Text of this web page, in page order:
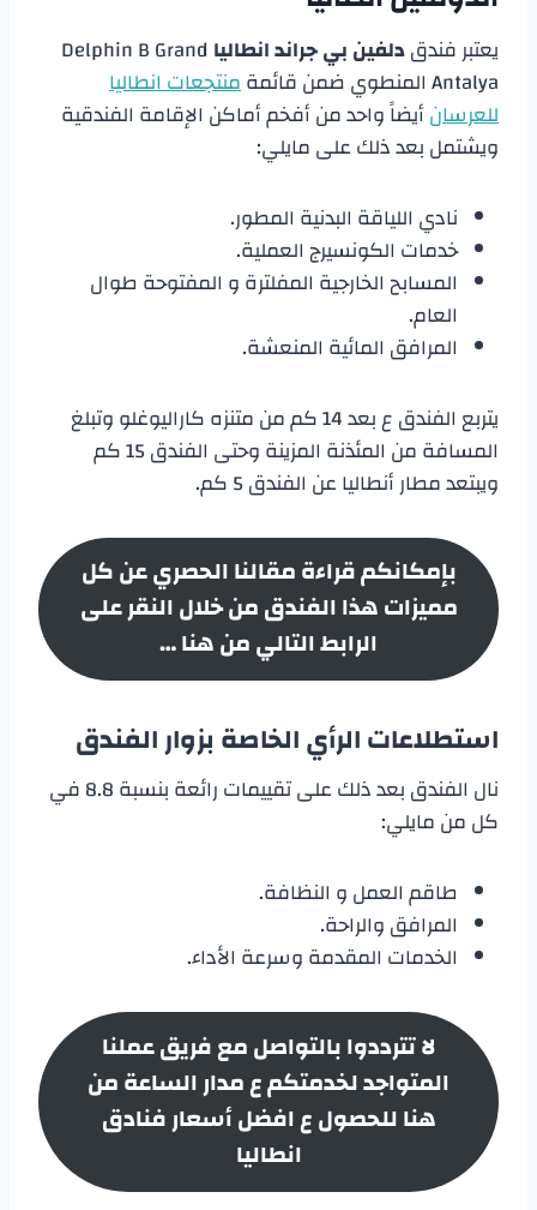
يعتبر فندقدلفين بي جراند انطالياDelphin B Grand
Antalya المنطوي ضمن قائمة
منتجعات انطاليا
للعرسانأيضاً واحد من أفخم أماكن الإقامة الفندقية
ويشتمل بعد ذلك على مايلي:
نادي اللياقة البدنية المطور.
خدمات الكونسيرج العملية.
المسابح الخارجية المفلترة و المفتوحة طوال
العام.
المرافق المائية المنعشة.
يتربع الفندق ع بعد 14 كم من متنزه كاراليوغلو وتبلغ
المسافة من المئذنة المزينة وحتى الفندق 15 كم
ويبتعد مطار أنطاليا عن الفندق 5 كم.
بإمكانكم قراءة مقالنا الحصري عن كل
مميزات هذا الفندق من خلال النقر على
الرابط التالي من هنا …
استطلاعات الرأي الخاصة بزوار الفندق
نال الفندق بعد ذلك على تقييمات رائعة بنسبة 8.8 في
كل من مايلي:
طاقم العمل و النظافة.
المرافق والراحة.
الخدمات المقدمة وسرعة الأداء.
لا تترددوا بالتواصل مع فريق عملنا
المتواجد لخدمتكم ع مدار الساعة من
هنا للحصول ع افضل أسعارفنادق
انطاليا